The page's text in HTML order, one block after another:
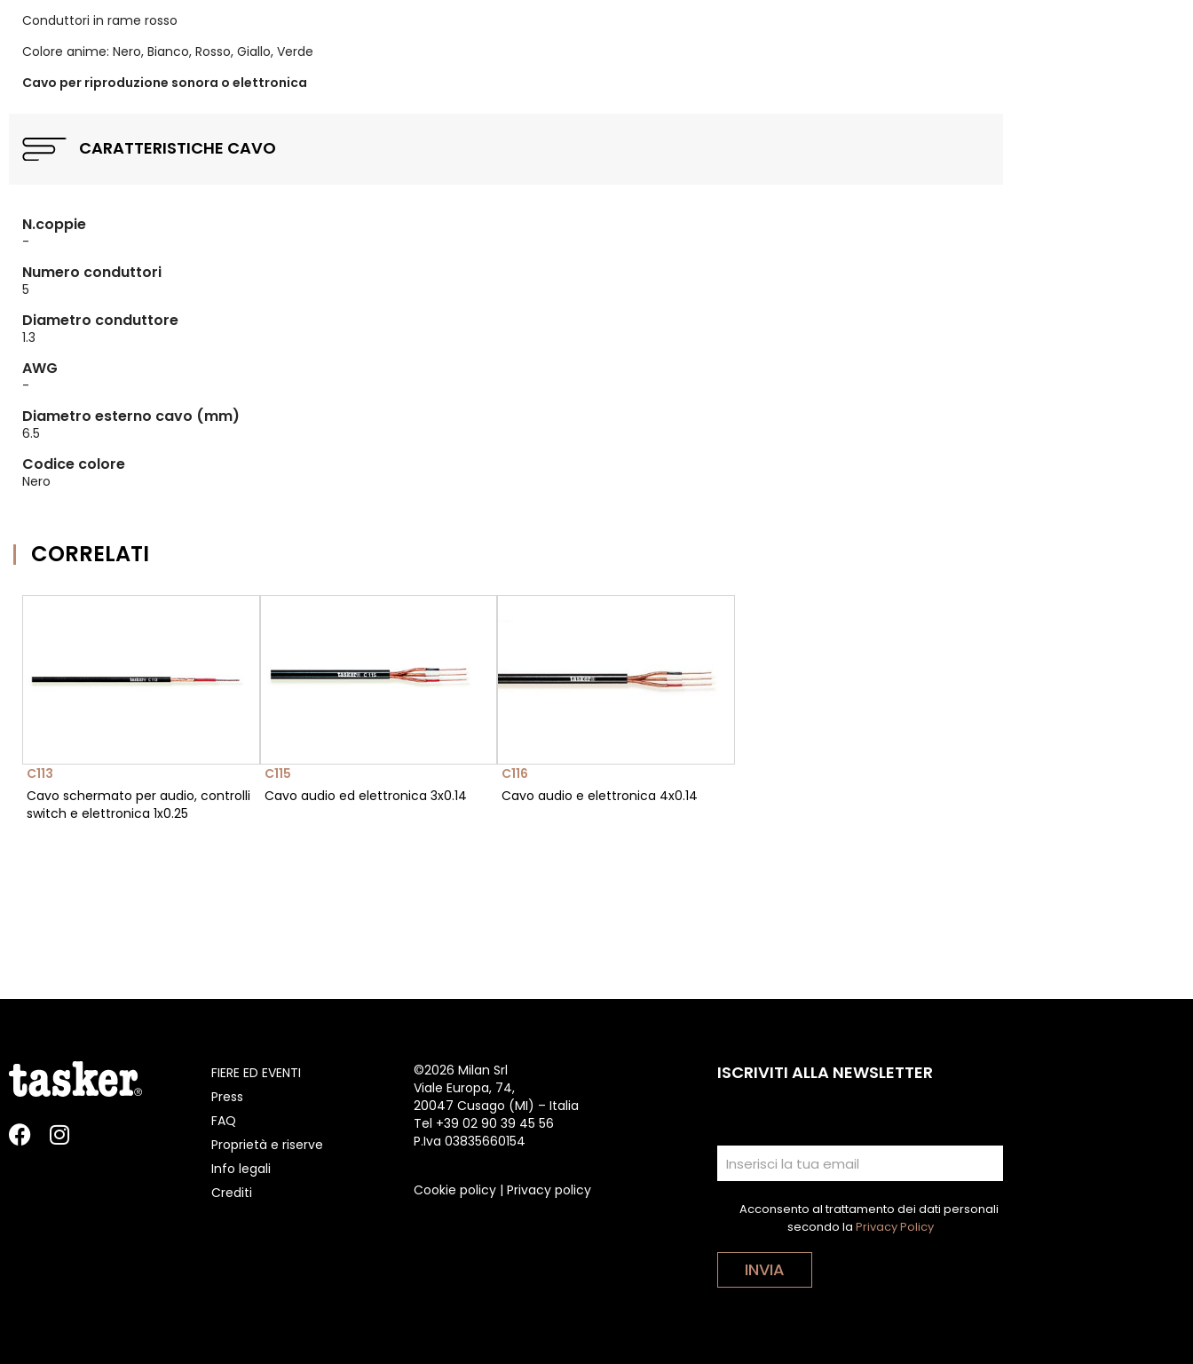
Conduttori in rame rosso
Colore anime: Nero, Bianco, Rosso, Giallo, Verde
Cavo per riproduzione sonora o elettronica
CARATTERISTICHE CAVO
N.coppie
-
Numero conduttori
5
Diametro conduttore
1.3
AWG
-
Diametro esterno cavo (mm)
6.5
Codice colore
Nero
CORRELATI
C113
Cavo schermato per audio, controlli
switch e elettronica 1x0.25
C115
Cavo audio ed elettronica 3x0.14
C116
Cavo audio e elettronica 4x0.14
FIERE ED EVENTI
Press
FAQ
Proprietà e riserve
Info legali
Crediti
©2026 Milan Srl
Viale Europa, 74,
20047 Cusago (MI) – Italia
Tel +39 02 90 39 45 56
P.Iva 03835660154
Cookie policy | Privacy policy
ISCRIVITI ALLA NEWSLETTER
Acconsento al trattamento dei dati personali
secondo la Privacy Policy
INVIA